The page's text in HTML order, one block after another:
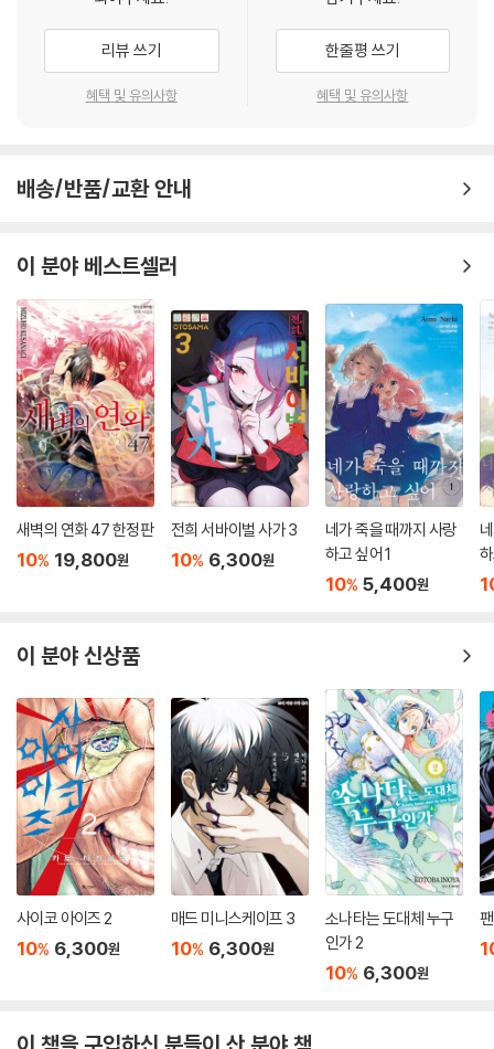
스테이지 섹션에는 세션의 무대가 되는 스테이지의 개념과 그 운용 방법에
대해 해설하고 있습니다. 또한 샘플 스테이지로서 도쿄 근교 N시를 소개하
있게 살을 붙일 수 있는 시나리오 후크 두 편이 게재되어 있습니다.
리뷰 쓰기
혜택 및 유의사항
한줄평 쓰기
혜택 및 유의사항
배송/반품/교환 안내
이 분야 베스트셀러
새벽의 연화 47 한정판
10% 19,800원
전희 서바이벌 사가 3
10% 6,300원
네가 죽을 때까지 사랑
하고 싶어 1
10% 5,400원
이 분야 신상품
사이코 아이즈 2
10% 6,300원
매드 미니스케이프 3
10% 6,300원
소나타는 도대체 누구
인가 2
10% 6,300원